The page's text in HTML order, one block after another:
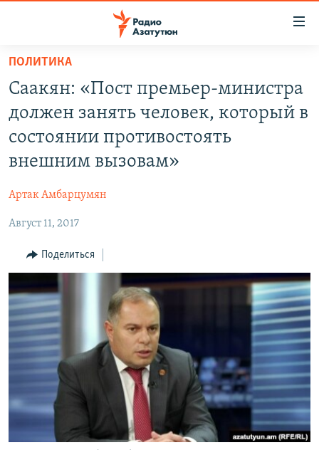
Перейти
основному
содержанию
основной
Перейти
РЕГИОН
НАГОРНЫЙ КАРАБАХ
КУЛЬТУРА
АРХИВ
Հայերեն
English
Русский
Все сайты Радио Азатутюн
ПОЛИТИКА
Саакян: «Пост премьер-министра
должен занять человек, который в
состоянии противостоять
внешним вызовам»
Артак Амбарцумян
Август 11, 2017
Поделиться